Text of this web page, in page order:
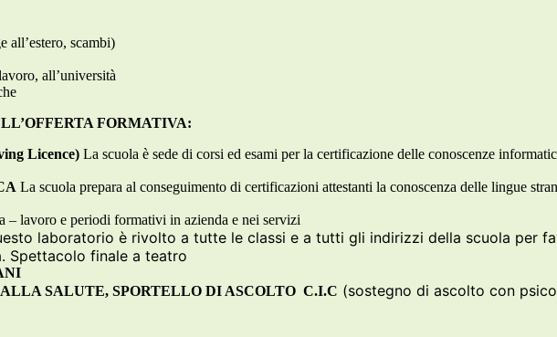
all’estero, scambi)
all’università
FORMATIVA:
Licence) La scuola è sede di corsi ed esami per la certificazione delle conoscenze
La scuola prepara al conseguimento di certificazioni attestanti la conoscenza delle lingue
– lavoro e periodi formativi in azienda e nei servizi
laboratorio è rivolto a tutte le classi e a tutti gli indirizzi della scuola per
Spettacolo finale a teatro
SALUTE, SPORTELLO DI ASCOLTO C.I.C (sostegno di ascolto con